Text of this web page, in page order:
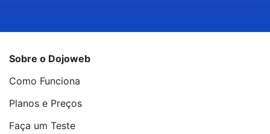
Sobre o Dojoweb
Como Funciona
Planos e Preços
Faça um Teste